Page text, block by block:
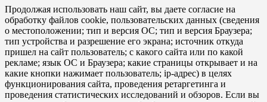
Продолжая использовать наш сайт, вы даете согласие на
обработку файлов cookie, пользовательских данных (сведения
о местоположении; тип и версия ОС; тип и версия Браузера;
тип устройства и разрешение его экрана; источник откуда
пришел на сайт пользователь; с какого сайта или по какой
рекламе; язык ОС и Браузера; какие страницы открывает и на
какие кнопки нажимает пользователь; ip-адрес) в целях
функционирования сайта, проведения ретаргетинга и
проведения статистических исследований и обзоров. Если вы